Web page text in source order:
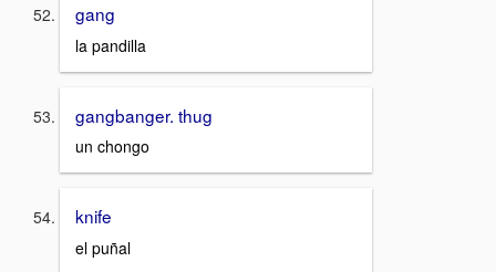
gang
la pandilla
gangbanger. thug
un chongo
knife
el puñal